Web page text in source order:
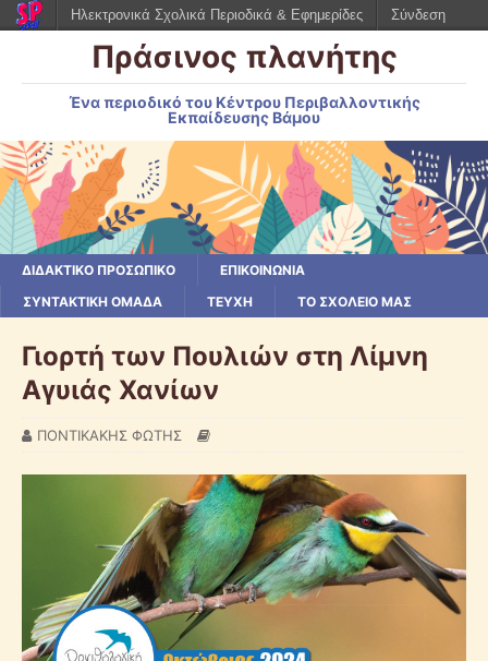
Πράσινος πλανήτης
Ένα περιοδικό του Κέντρου Περιβαλλοντικής
Εκπαίδευσης Βάμου
ΔΙΔΑΚΤΙΚΟ ΠΡΟΣΩΠΙΚΟ
ΕΠΙΚΟΙΝΩΝΙΑ
ΣΥΝΤΑΚΤΙΚΗ ΟΜΑΔΑ
ΤΕΥΧΗ ΤΟ ΣΧΟΛΕΙΟ ΜΑΣ
Γιορτή των Πουλιών στη Λίμνη
Αγυιάς Χανίων
ΠΟΝΤΙΚΑΚΗΣ ΦΩΤΗΣ
Ηλεκτρονικά Σχολικά Περιοδικά & Εφημερίδες Σύνδεση